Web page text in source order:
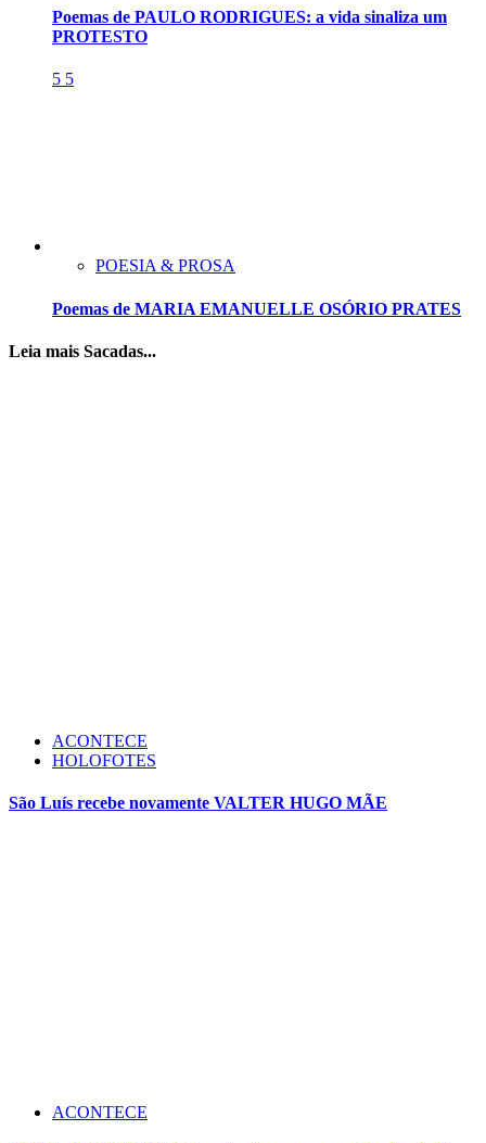
Poemas de PAULO RODRIGUES: a vida sinaliza um
PROTESTO
5 5
POESIA & PROSA
Poemas de MARIA EMANUELLE OSÓRIO PRATES
Leia mais Sacadas...
ACONTECE
HOLOFOTES
São Luís recebe novamente VALTER HUGO MÃE
ACONTECE